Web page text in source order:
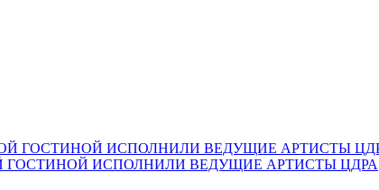
ИСПОЛНИЛИ ВЕДУЩИЕ АРТИСТЫ ЦДРА